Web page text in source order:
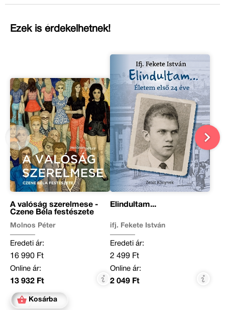
Ezek is érdekelhetnek!
A valóság szerelmese -
Czene Béla festészete
Molnos Péter
Eredeti ár:
16 990 Ft
Online ár:
13 932 Ft
Kosárba
Elindultam...
ifj. Fekete István
Eredeti ár:
2 499 Ft
Online ár:
2 049 Ft